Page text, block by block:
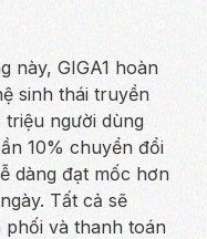
này, GIGA1 hoàn
sinh thái truyền
triệu người dùng
10% chuyển đổi
dàng đạt mốc hơn
Tất cả sẽ
và thanh toán